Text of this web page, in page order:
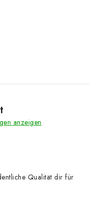
anzeigen
Qualität dir für